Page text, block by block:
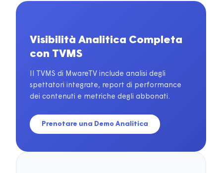
Visibilità Analitica Completa
con TVMS
Il TVMS di MwareTV include analisi degli
spettatori integrate, report di performance
dei contenuti e metriche degli abbonati.
Prenotare una Demo Analitica